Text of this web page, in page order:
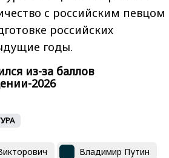
с российским певцом
российских
годы.
из-за баллов
2026
Владимир Путин